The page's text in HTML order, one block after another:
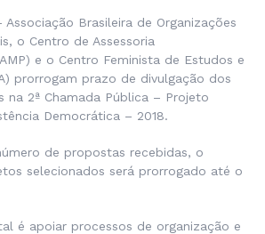
Associação Brasileira de Organizações
o Centro de Assessoria
e o Centro Feminista de Estudos e
prorrogam prazo de divulgação dos
na 2ª Chamada Pública – Projeto
Democrática – 2018.
de propostas recebidas, o
selecionados será prorrogado até o
é apoiar processos de organização e